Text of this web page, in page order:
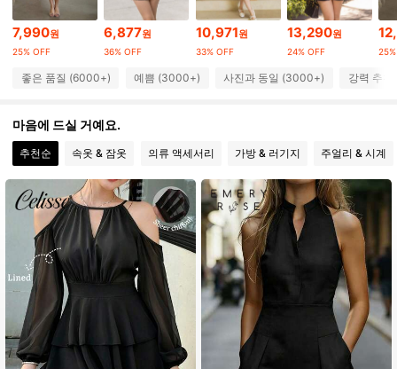
4.89 82K 팔로워
4.89 82K 팔로워
4.89 82K 팔로워
4.89 82K 팔로워
4.89 82K 팔로워
7,990원
25% OFF
6,877원
36% OFF
10,971원
33% OFF
13,290원
24% OFF
좋은 품질 (6000+) 예쁨 (3000+) 사진과 동일 (3000+) 강력 추
마음에 드실 거예요.
추천순 속옷 & 잠옷 의류 액세서리 가방 & 러기지 주얼리 & 시계